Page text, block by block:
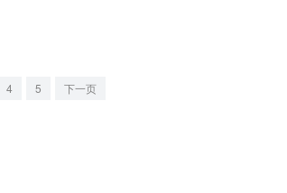
4 5 下一页